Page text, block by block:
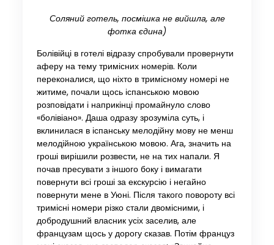
Соляний готель, посмішка не вийшла, але
фотка єдина)
Болівійці в готелі відразу спробували провернути
аферу на тему тримісних номерів. Коли
переконалися, що ніхто в тримісному номері не
житиме, почали щось іспанською мовою
розповідати і наприкінці промайнуло слово
«болівіано». Даша одразу зрозуміла суть, і
вклинилася в іспанську мелодійну мову не менш
мелодійною українською мовою. Ага, значить на
гроші вирішили розвести, не на тих напали. Я
почав пресувати з іншого боку і вимагати
повернути всі гроші за екскурсію і негайно
повернути мене в Уюні. Після такого повороту всі
тримісні номери різко стали двомісними, і
добродушний власник усіх заселив, але
французам щось у дорогу сказав. Потім француз